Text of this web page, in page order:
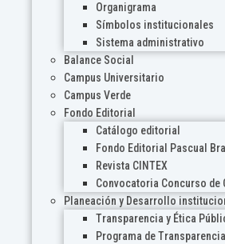
Organigrama
Símbolos institucionales
Sistema administrativo
Balance Social
Campus Universitario
Campus Verde
Fondo Editorial
Catálogo editorial
Fondo Editorial Pascual
Revista CINTEX
Convocatoria Concurso de
Planeación y Desarrollo
Transparencia y Ética
Programa de